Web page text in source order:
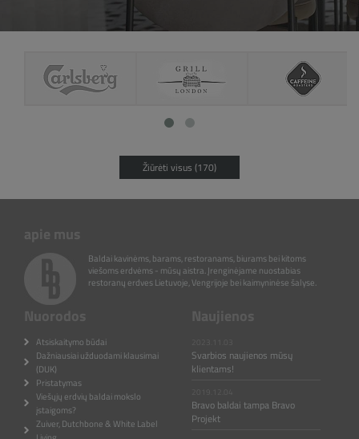
Žiūrėti visus (170)
Baldai kavinėms, barams, restoranams, biurams bei kitoms
viešoms erdvėms - mūsų aistra. Įrenginėjame nuostabias
restoranų erdves Lietuvoje, Vengrijoje bei kaimyninėse šalyse.
Atsiskaitymo būdai
Dažniausiai užduodami klausimai
(DUK)
Pristatymas
Viešųjų erdvių baldai mokslo
įstaigoms?
Zuiver, Dutchbone & White Label
Svarbios naujienos mūsų
klientams!
Bravo baldai tampa Bravo
Projekt